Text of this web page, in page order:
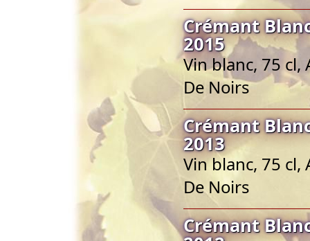
Crémant
2015
Vin blanc, 75 cl,
De Noirs
Crémant
2013
Vin blanc, 75 cl,
De Noirs
Crémant